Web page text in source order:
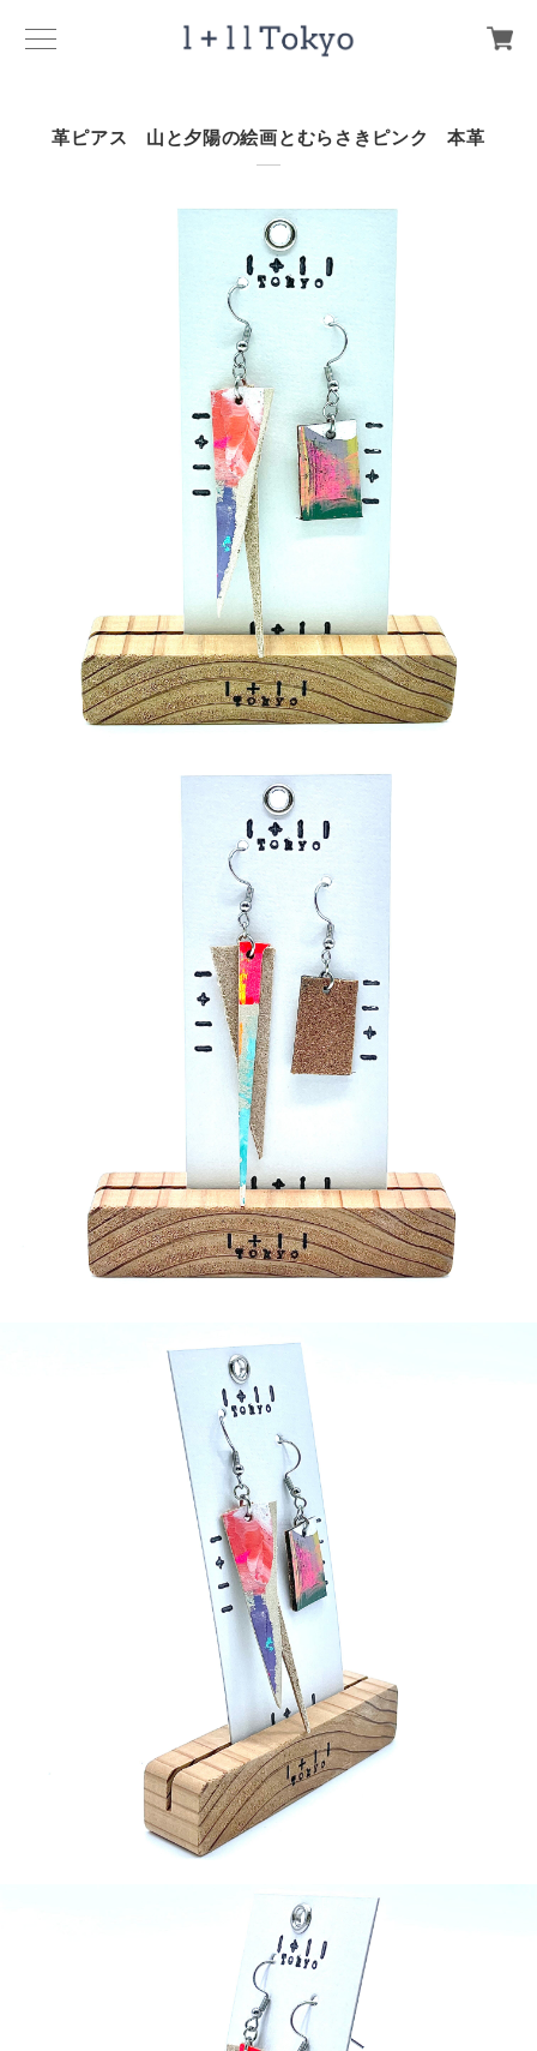
革ピアス 山と夕陽の絵画とむらさきピンク 本革